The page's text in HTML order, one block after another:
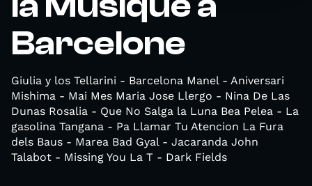
Barcelone
Giulia y los Tellarini - Barcelona Manel - Aniversari
Mishima - Mai Mes Maria Jose Llergo - Nina De Las
Dunas Rosalia - Que No Salga la Luna Bea Pelea - La
gasolina Tangana - Pa Llamar Tu Atencion La Fura
dels Baus - Marea Bad Gyal - Jacaranda John
Talabot - Missing You La T - Dark Fields